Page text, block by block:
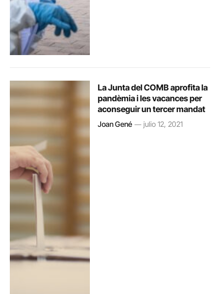
La Junta del COMB aprofita la
pandèmia i les vacances per
aconseguir un tercer mandat
Joan Gené julio 12, 2021